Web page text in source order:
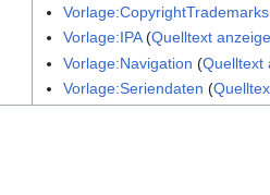
Vorlage:CopyrightTrademarks
Vorlage:IPA(Quelltext
Vorlage:Navigation (Quelltext
Vorlage:Seriendaten (